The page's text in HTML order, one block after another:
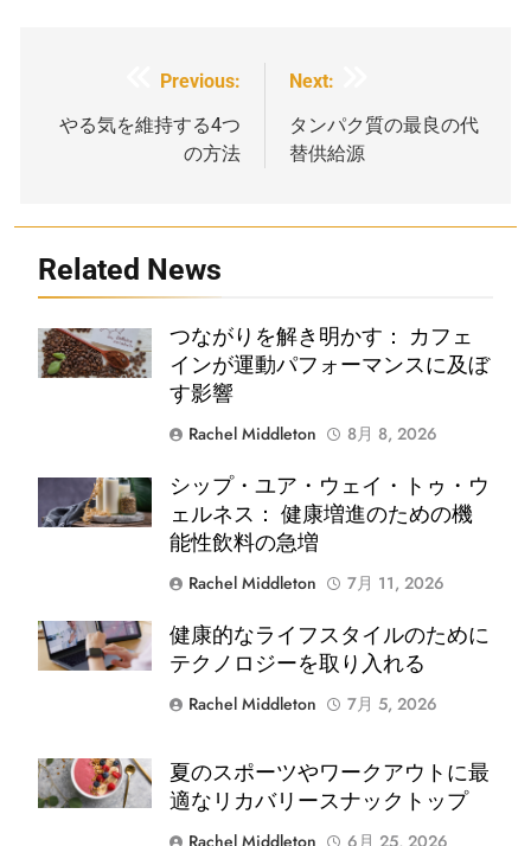
稿
ゲ
ー
シ
ョ
Previous:
やる気を維持する4つ
の方法
Next:
タンパク質の最良の代
替供給源
Related News
Shutterstock
つながりを解き明かす： カフェ
インが運動パフォーマンスに及ぼ
す影響
Rachel Middleton
8月 8, 2026
Shutterstock
シップ・ユア・ウェイ・トゥ・ウ
ェルネス： 健康増進のための機
能性飲料の急増
Rachel Middleton
7月 11, 2026
Shutterstock
健康的なライフスタイルのために
テクノロジーを取り入れる
Rachel Middleton
7月 5, 2026
Shutterstock
夏のスポーツやワークアウトに最
適なリカバリースナックトップ
Rachel Middleton
6月 25, 2026